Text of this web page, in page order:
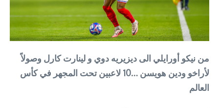
من نيكو أورايلي الى ديزيريه دوي و لينارت كارل وصولاً
لأراخو ودين هويسن …10 لاعبين تحت المجهر في كأس
العالم